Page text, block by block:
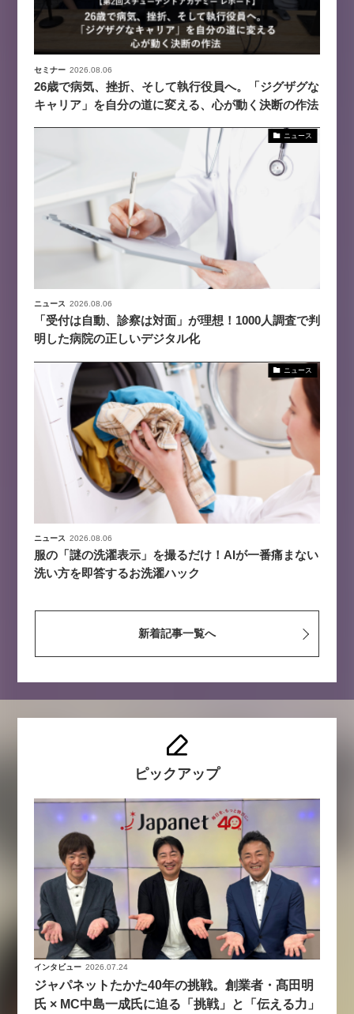
セミナー 2026.08.06
26歳で病気、挫折、そして執行役員へ。「ジグザグな
キャリア」を自分の道に変える、心が動く決断の作法
ニュース
ニュース 2026.08.06
「受付は自動、診察は対面」が理想！1000人調査で判
明した病院の正しいデジタル化
ニュース
ニュース 2026.08.06
服の「謎の洗濯表示」を撮るだけ！AIが一番痛まない
洗い方を即答するお洗濯ハック
新着記事一覧へ
ピックアップ
インタビュー 2026.07.24
ジャパネットたかた40年の挑戦。創業者・髙田明
氏 × MC中島一成氏に迫る「挑戦」と「伝える力」